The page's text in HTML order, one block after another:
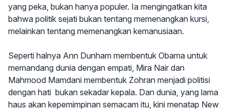
yang peka, bukan hanya populer. Ia mengingatkan kita
bahwa politik sejati bukan tentang memenangkan kursi,
melainkan tentang memenangkan kemanusiaan.
Seperti halnya Ann Dunham membentuk Obama untuk
memandang dunia dengan empati, Mira Nair dan
Mahmood Mamdani membentuk Zohran menjadi politisi
dengan hati bukan sekadar kepala. Dan dunia, yang lama
haus akan kepemimpinan semacam itu, kini menatap New